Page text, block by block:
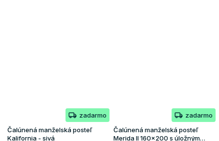
zadarmo
Čalúnená manželská posteľ
Kalifornia - sivá
zadarmo
Čalúnená manželská posteľ
Merida II 160x200 s úložným